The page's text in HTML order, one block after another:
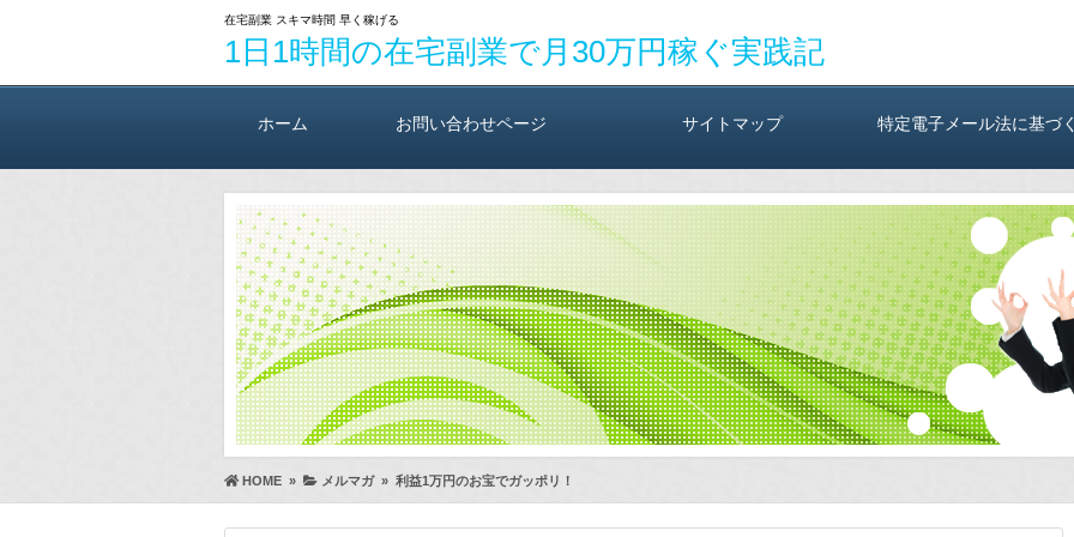
在宅副業 スキマ時間 早く稼げる
1日1時間の在宅副業で月30万円稼ぐ実践記
ホーム お問い合わせページ サイトマップ 特定電子メール法に基づ
HOME » メルマガ» 利益1万円のお宝でガッポリ！